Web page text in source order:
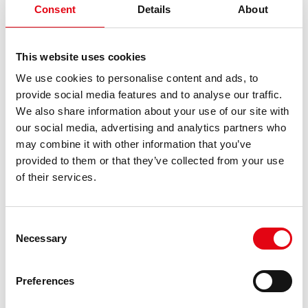
Consent Details About
This website uses cookies
We use cookies to personalise content and ads, to
provide social media features and to analyse our traffic.
We also share information about your use of our site with
our social media, advertising and analytics partners who
may combine it with other information that you’ve
provided to them or that they’ve collected from your use
of their services.
Selection
Necessary
Preferences
InoxPRES 304L
https://www.racmet.com/fr-ww/inoxpres-304l.aspx
Les raccords sont équipés d'une chambre toroïdale à profil « M »
optimisée grâce à l'expérience de Raccorderie Metalliche, dans
laquelle unjointtorique développé par Raccorderie Metalliche, fruit
d'une innovation brevetée, est monté directement en usine.... Une
gamme de [...]
Outillage pour systèmes de raccords à sertir, Outillages Uniko